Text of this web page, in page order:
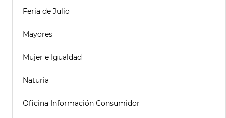
Feria de Julio
Mayores
Mujer e Igualdad
Naturia
Oficina Información Consumidor